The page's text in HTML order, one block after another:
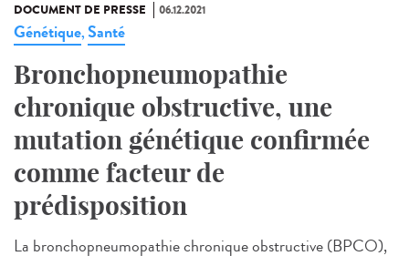
DOCUMENT DE PRESSE 06.12.2021
Génétique,Santé
Bronchopneumopathie
chronique obstructive, une
mutation génétique confirmée
comme facteur de
prédisposition
La bronchopneumopathie chronique obstructive (BPCO),